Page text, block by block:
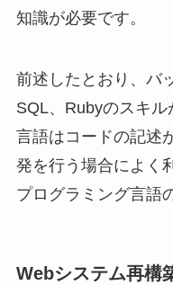
知識が必要です。
前述したとおり、バ
SQL、Rubyのスキ
言語はコードの記述
発を行う場合によく
プログラミング言語
Webシステム再構